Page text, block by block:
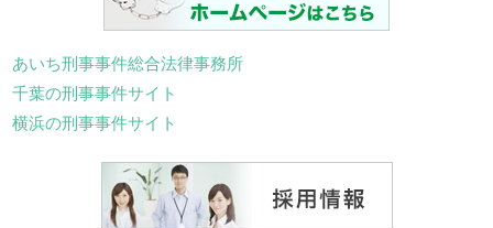
あいち刑事事件総合法律事務所
千葉の刑事事件サイト
横浜の刑事事件サイト